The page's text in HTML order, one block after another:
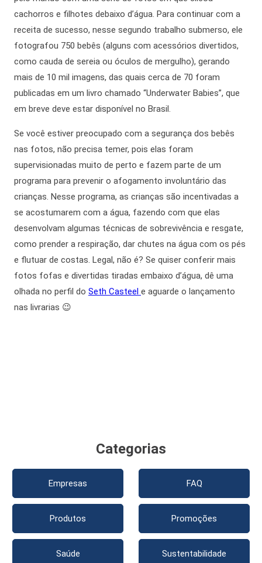
cachorros e filhotes debaixo d’água. Para continuar com a
receita de sucesso, nesse segundo trabalho submerso, ele
fotografou 750 bebês (alguns com acessórios divertidos,
como cauda de sereia ou óculos de mergulho), gerando
mais de 10 mil imagens, das quais cerca de 70 foram
publicadas em um livro chamado “Underwater Babies”, que
em breve deve estar disponível no Brasil.
Se você estiver preocupado com a segurança dos bebês
nas fotos, não precisa temer, pois elas foram
supervisionadas muito de perto e fazem parte de um
programa para prevenir o afogamento involuntário das
crianças. Nesse programa, as crianças são incentivadas a
se acostumarem com a água, fazendo com que elas
desenvolvam algumas técnicas de sobrevivência e resgate,
como prender a respiração, dar chutes na água com os pés
e flutuar de costas. Legal, não é? Se quiser conferir mais
fotos fofas e divertidas tiradas embaixo d’água, dê uma
olhada no perfil do Seth Casteel e aguarde o lançamento
nas livrarias 😉
Categorias
Empresas FAQ
Produtos Promoções
Saúde Sustentabilidade